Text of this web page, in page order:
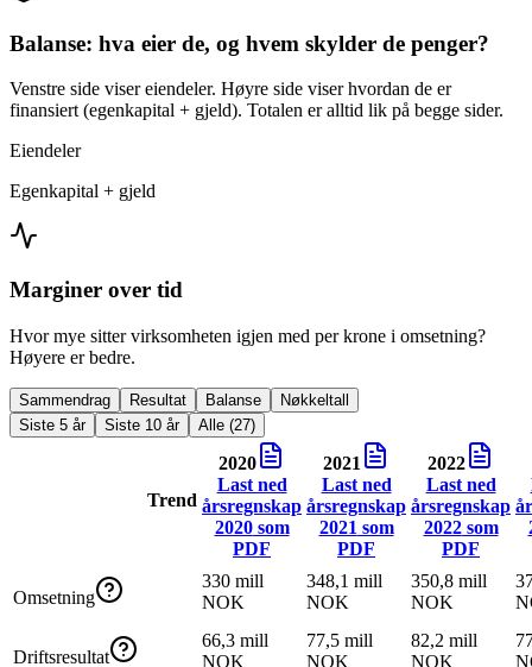
Balanse: hva eier de, og hvem skylder de penger?
Venstre side viser eiendeler. Høyre side viser hvordan de er
finansiert (egenkapital + gjeld). Totalen er alltid lik på begge sider.
Eiendeler
Egenkapital + gjeld
Marginer over tid
Hvor mye sitter virksomheten igjen med per krone i omsetning?
Høyere er bedre.
Sammendrag Resultat Balanse
Nøkkeltall
Siste 5 år
Siste 10 år Alle (27)
Trend
2020
Last ned
årsregnskap
2020som
PDF
2021
Last ned
årsregnskap
2021 som
PDF
2022
Last ned
årsregnskap
2022som
PDF
Omsetning
330 mill
NOK
348,1 mill
NOK
350,8 mill
NOK
Driftsresultat
66,3 mill
NOK
77,5 mill
NOK
82,2 mill
NOK